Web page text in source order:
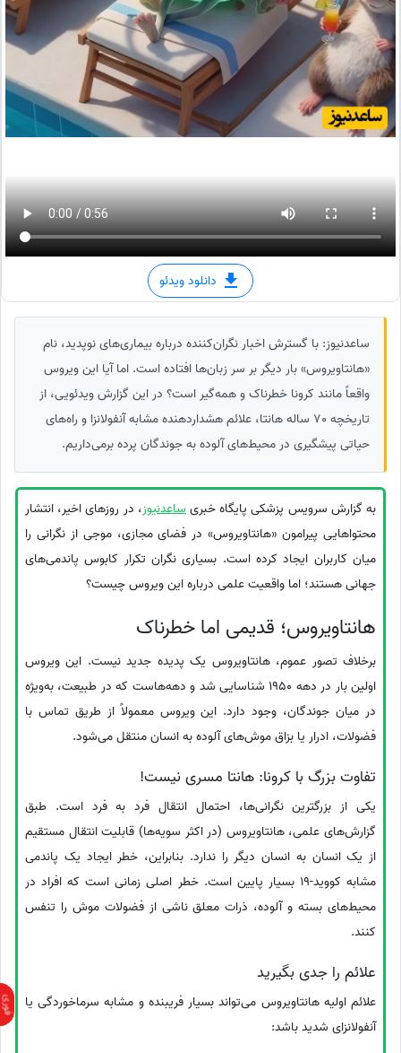
دانلود ویدئو
ساعدنیوز: با گسترش اخبار نگران‌کننده درباره بیماری‌های نوپدید، نام
«هانتاویروس» بار دیگر بر سر زبان‌ها افتاده است. اما آیا این ویروس
واقعاً مانند کرونا خطرناک و همه‌گیر است؟ در این گزارش ویدئویی، از
تاریخچه 70 ساله هانتا، علائم هشداردهنده مشابه آنفولانزا و راه‌های
حیاتی پیشگیری در محیط‌های آلوده به جوندگان پرده برمی‌داریم.
به گزارش سرویس پزشکی پایگاه خبریساعدنیوز، در روزهای اخیر، انتشار
محتواهایی پیرامون «هانتاویروس» در فضای مجازی، موجی از نگرانی را
میان کاربران ایجاد کرده است. بسیاری نگران تکرار کابوس پاندمی‌های
جهانی هستند؛ اما واقعیت علمی درباره این ویروس چیست؟
هانتاویروس؛ قدیمی اما خطرناک
برخلاف تصور عموم، هانتاویروس یک پدیده جدید نیست. این ویروس
اولین بار در دهه 1950 شناسایی شد و دهه‌هاست که در طبیعت، به‌ویژه
در میان جوندگان، وجود دارد. این ویروس معمولاً از طریق تماس با
فضولات، ادرار یا بزاق موش‌های آلوده به انسان منتقل می‌شود.
تفاوت بزرگ با کرونا: هانتا مسری نیست!
یکی از بزرگترین نگرانی‌ها، احتمال انتقال فرد به فرد است. طبق
گزارش‌های علمی، هانتاویروس (در اکثر سویه‌ها) قابلیت انتقال مستقیم
از یک انسان به انسان دیگر را ندارد. بنابراین، خطر ایجاد یک پاندمی
مشابه کووید-19 بسیار پایین است. خطر اصلی زمانی است که افراد در
محیط‌های بسته و آلوده، ذرات معلق ناشی از فضولات موش را تنفس
کنند.
علائم را جدی بگیرید
علائم اولیه هانتاویروس می‌تواند بسیار فریبنده و مشابه سرماخوردگی یا
آنفولانزای شدید باشد: